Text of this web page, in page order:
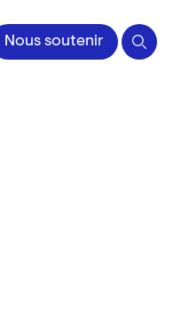
Nous soutenir